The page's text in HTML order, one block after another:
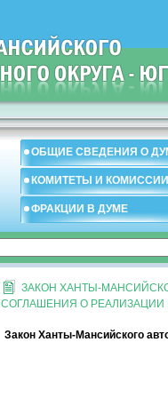
ОБЩИЕ СВЕДЕНИЯ О
КОМИТЕТЫ И
ФРАКЦИИ В ДУМЕ
ЗАКОН ХАНТЫ-
СОГЛАШЕНИЯ О РЕАЛИЗАЦИИ
Закон Ханты-Мансийского